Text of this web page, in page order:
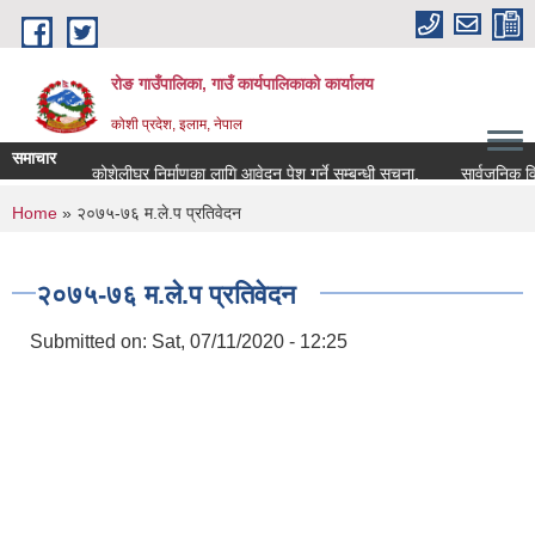
Skip to main content
रोङ गाउँपालिका, गाउँ कार्यपालिकाको कार्यालय
कोशी प्रदेश, इलाम, नेपाल
समाचार
रोङ कोशेलीघर निर्माणका लागि आवेदन पेश गर्ने सम्बन्धी सूचना.
सार्वजनिक
You are here
Home » २०७५-७६ म.ले.प प्रतिवेदन
२०७५-७६ म.ले.प प्रतिवेदन
Submitted on: Sat, 07/11/2020 - 12:25